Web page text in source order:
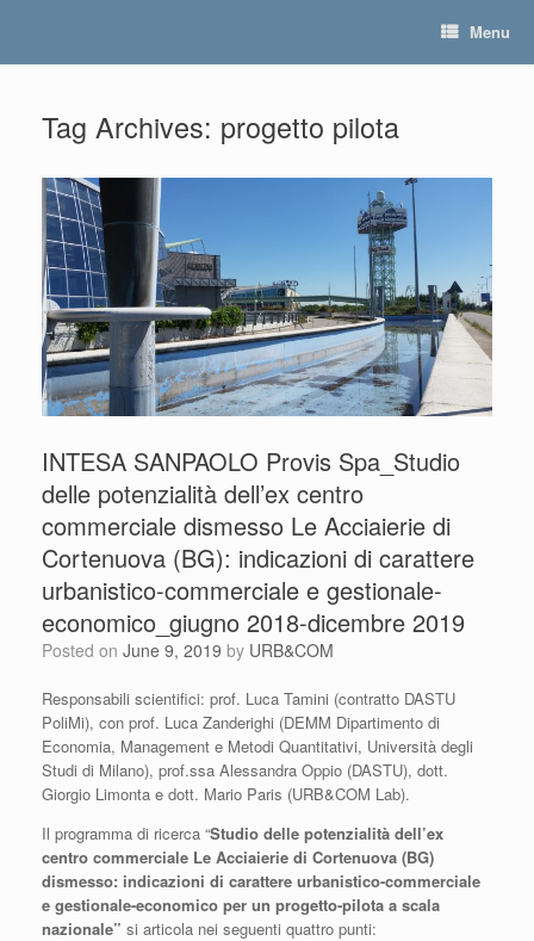
Menu
Tag Archives: progetto pilota
INTESA SANPAOLO Provis Spa_Studio
delle potenzialità dell’ex centro
commerciale dismesso Le Acciaierie di
Cortenuova (BG): indicazioni di carattere
urbanistico-commerciale e gestionale-
economico_giugno 2018-dicembre 2019
Posted on June 9, 2019 by URB&COM
Responsabili scientifici: prof. Luca Tamini (contratto DASTU
PoliMi), con prof. Luca Zanderighi (DEMM Dipartimento di
Economia, Management e Metodi Quantitativi, Università degli
Studi di Milano), prof.ssa Alessandra Oppio (DASTU), dott.
Giorgio Limonta e dott. Mario Paris (URB&COM Lab).
Il programma di ricerca “Studio delle potenzialità dell’ex
centro commerciale Le Acciaierie di Cortenuova (BG)
dismesso: indicazioni di carattere urbanistico-commerciale
e gestionale-economico per un progetto-pilota a scala
nazionale” si articola nei seguenti quattro punti: